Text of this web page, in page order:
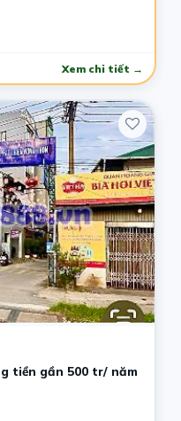
Xem chi tiết →
tiền gần 500 tr/ năm